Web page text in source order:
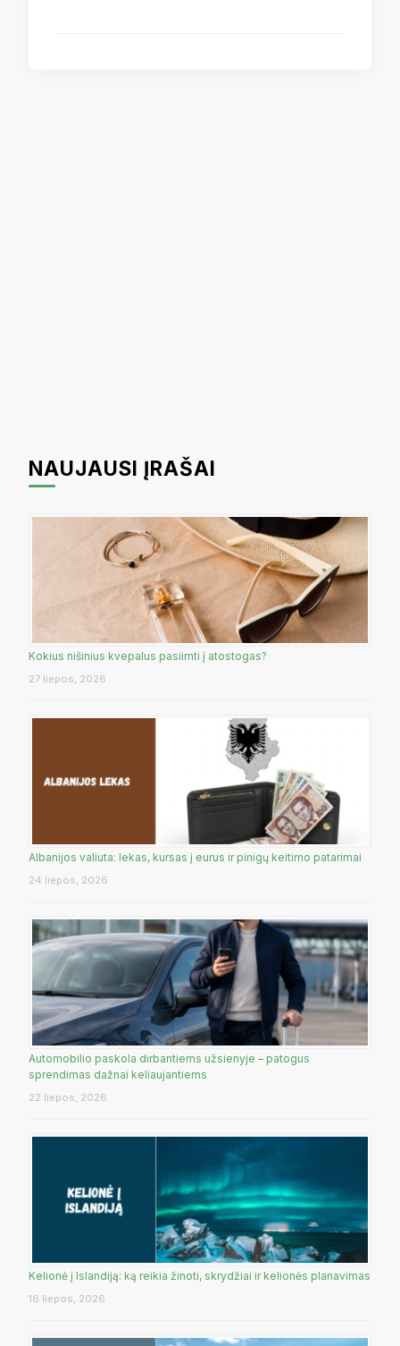
NAUJAUSI ĮRAŠAI
Kokius nišinius kvepalus pasiimti į atostogas?
27 liepos, 2026
Albanijos valiuta: lekas, kursas į eurus ir pinigų keitimo patarimai
24 liepos, 2026
Automobilio paskola dirbantiems užsienyje – patogus
sprendimas dažnai keliaujantiems
22 liepos, 2026
Kelionė į Islandiją: ką reikia žinoti, skrydžiai ir kelionės planavimas
16 liepos, 2026